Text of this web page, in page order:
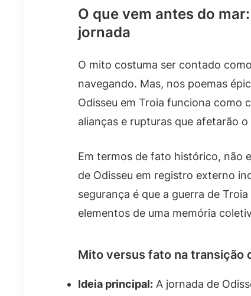
O que vem antes do
jornada
O mito costuma ser contado
navegando. Mas, nos poemas
Odisseu em Troia funciona como
alianças e rupturas que afetarão
Em termos de fato histórico, não
de Odisseu em registro externo
segurança é que a guerra de
elementos de uma memória
Mito versus fato na transição
Ideia principal: A jornada de